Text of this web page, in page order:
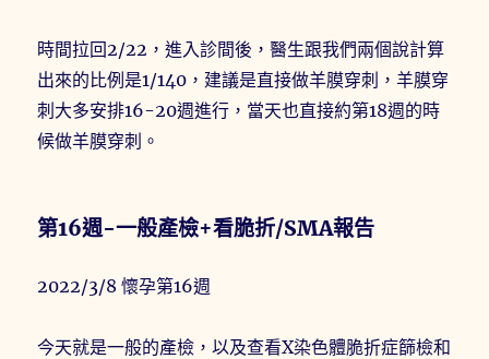
時間拉回2/22，進入診間後，醫生跟我們兩個說計算
出來的比例是1/140，建議是直接做羊膜穿刺，羊膜穿
刺大多安排16-20週進行，當天也直接約第18週的時
候做羊膜穿刺。
第16週-一般產檢+看脆折/SMA報告
2022/3/8 懷孕第16週
今天就是一般的產檢，以及查看X染色體脆折症篩檢和